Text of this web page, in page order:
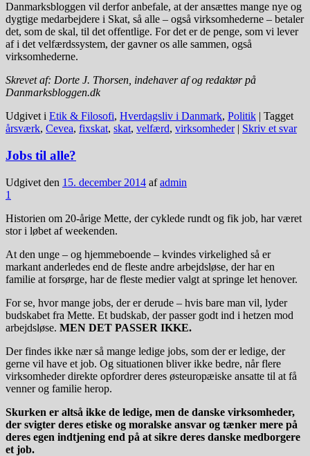
Danmarksbloggen vil derfor anbefale, at der ansættes mange nye og
dygtige medarbejdere i Skat, så alle – også virksomhederne – betaler
det, som de skal, til det offentlige. For det er de penge, som vi lever
af i det velfærdssystem, der gavner os alle sammen, også
virksomhederne.
Skrevet af: Dorte J. Thorsen, indehaver af og redaktør på
Danmarksbloggen.dk
Udgivet i Etik & Filosofi, Hverdagsliv i Danmark, Politik | Tagget
årsværk, Cevea, fixskat, skat, velfærd, virksomheder | Skriv et svar
Jobs til alle?
Udgivet den 15. december 2014 afadmin
1
Historien om 20-årige Mette, der cyklede rundt og fik job, har været
stor i løbet af weekenden.
At den unge – og hjemmeboende – kvindes virkelighed så er
markant anderledes end de fleste andre arbejdsløse, der har en
familie at forsørge, har de fleste medier valgt at springe let henover.
For se, hvor mange jobs, der er derude – hvis bare man vil, lyder
budskabet fra Mette. Et budskab, der passer godt ind i hetzen mod
arbejdsløse. MEN DET PASSER IKKE.
Der findes ikke nær så mange ledige jobs, som der er ledige, der
gerne vil have et job. Og situationen bliver ikke bedre, når flere
virksomheder direkte opfordrer deres østeuropæiske ansatte til at få
venner og familie herop.
Skurken er altså ikke de ledige, men de danske virksomheder,
der svigter deres etiske og moralske ansvar og tænker mere på
deres egen indtjening end på at sikre deres danske medborgere
et job.